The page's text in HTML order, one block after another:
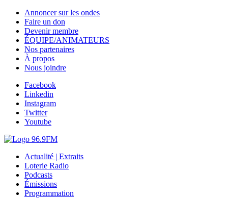
Annoncer sur les ondes
Faire un don
Devenir membre
ÉQUIPE/ANIMATEURS
Nos partenaires
À propos
Nous joindre
Facebook
Linkedin
Instagram
Twitter
Youtube
Actualité | Extraits
Loterie Radio
Podcasts
Émissions
Programmation